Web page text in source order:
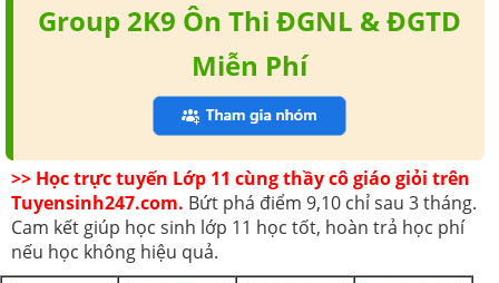
Group 2K9 Ôn Thi ĐGNL & ĐGTD
Miễn Phí
>> Học trực tuyến Lớp 11 cùng thầy cô giáo giỏi trên
Tuyensinh247.com. Bứt phá điểm 9,10 chỉ sau 3 tháng.
Cam kết giúp học sinh lớp 11 học tốt, hoàn trả học phí
nếu học không hiệu quả.